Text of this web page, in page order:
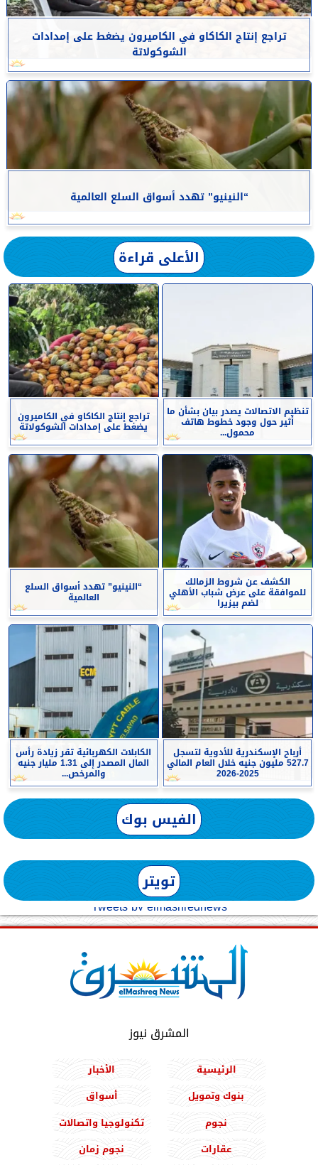
تراجع إنتاج الكاكاو في الكاميرون يضغط على إمدادات
الشوكولاتة
“النينيو” تهدد أسواق السلع العالمية
الأعلى قراءة
تنظيم الاتصالات يصدر بيان بشأن ما
أثير حول وجود خطوط هاتف
محمول...
تراجع إنتاج الكاكاو في الكاميرون
يضغط على إمدادات الشوكولاتة
الكشف عن شروط الزمالك
للموافقة على عرض شباب الأهلي
لضم بيزيرا
“النينيو” تهدد أسواق السلع
العالمية
أرباح الإسكندرية للأدوية لتسجل
527.7 مليون جنيه خلال العام المالي
2025-2026
الكابلات الكهربائية تقر زيادة رأس
المال المصدر إلى 1.31 مليار جنيه
والمرخص...
الفيس بوك
تويتر
Tweets by elmashreqnews
المشرق نيوز
الرئيسية
الأخبار
بنوك وتمويل
أسواق
نجوم
تكنولوجيا واتصالات
عقارات
نجوم زمان